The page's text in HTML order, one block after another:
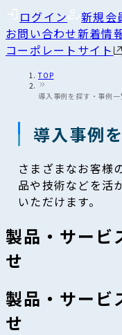
ログイン
新規会
お問い合わせ新着情
コーポレートサイト
TOP
導入事例を探す・事例一
導入事例
さまざまなお客様
品や技術などを活
いただけます。
製品・サービ
せ
製品・サービ
せ